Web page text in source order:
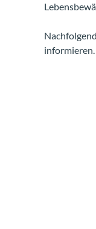
informieren.